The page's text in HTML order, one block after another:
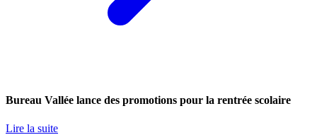
Bureau Vallée lance des promotions pour la rentrée scolaire
Lire la suite